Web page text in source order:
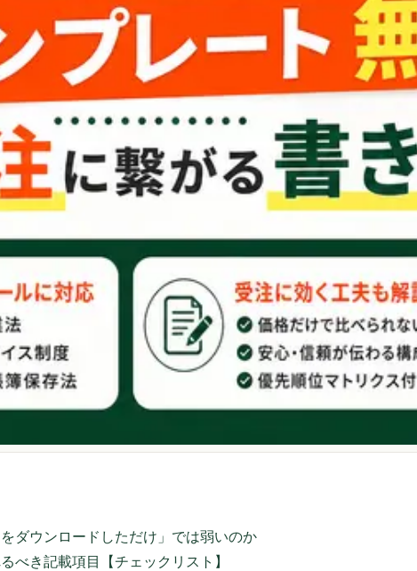
ダウンロードしただけ」では弱いのか
べき記載項目【チェックリスト】